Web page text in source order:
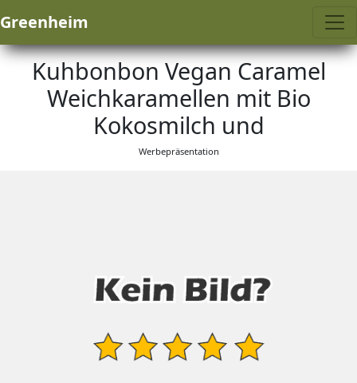
Greenheim
Kuhbonbon Vegan Caramel
Weichkaramellen mit Bio
Kokosmilch und
Werbepräsentation